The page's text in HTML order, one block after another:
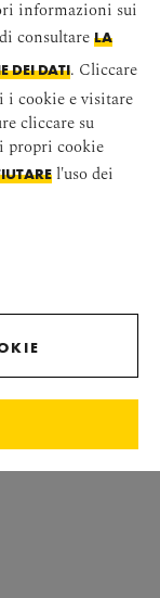
informazioni sui
consultare LA
DEI DATI. Cliccare
i cookie e visitare
cliccare su
propri cookie
l'uso dei